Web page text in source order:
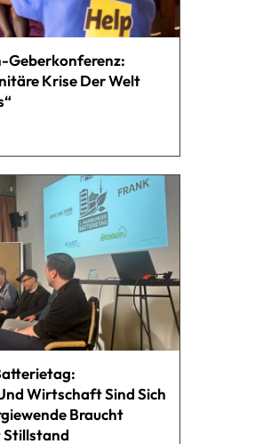
Geberkonferenz:
Krise Der Welt
Wirtschaft Sind Sich
Braucht
Stillstand